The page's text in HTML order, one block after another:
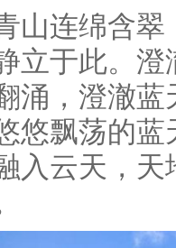
连绵含翠
立于此。
涌，澄澈
悠飘荡的
入云天，